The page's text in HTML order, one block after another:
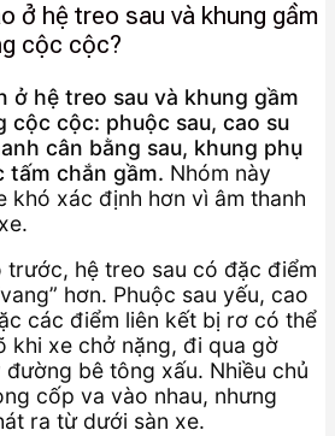
ở hệ treo sau và khung gầm
cộc cộc?
ở hệ treo sau và khung gầm
cộc cộc: phuộc sau, cao su
cân bằng sau, khung phụ
tấm chắn gầm. Nhóm này
khó xác định hơn vì âm thanh
hệ treo sau có đặc điểm
hơn. Phuộc sau yếu, cao
các điểm liên kết bị rơ có thể
khi xe chở nặng, đi qua gờ
bê tông xấu. Nhiều chủ
cốp va vào nhau, nhưng
ra từ dưới sàn xe.